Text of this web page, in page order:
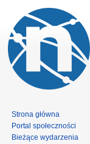
Strona główna
Portal społeczności
Bieżące wydarzenia